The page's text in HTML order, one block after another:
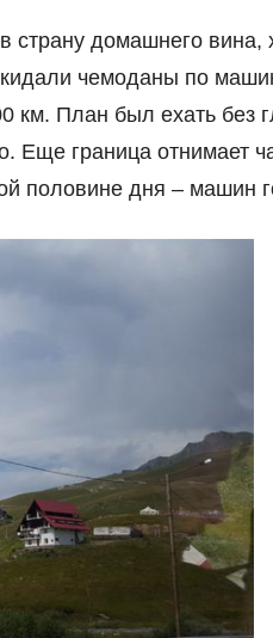
страну домашнего вина,
чемоданы по
км. План был ехать без
Еще граница отнимает
половине дня – машин